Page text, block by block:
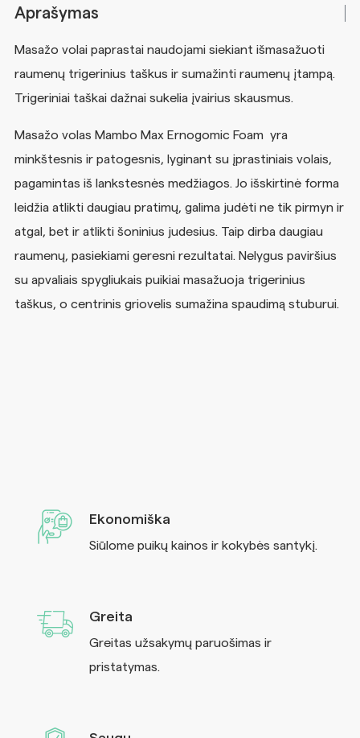
Aprašymas
Masažo volai paprastai naudojami siekiant išmasažuoti
raumenų trigerinius taškus ir sumažinti raumenų įtampą.
Trigeriniai taškai dažnai sukelia įvairius skausmus.
Masažo volas Mambo Max Ernogomic Foam yra
minkštesnis ir patogesnis, lyginant su įprastiniais volais,
pagamintas iš lankstesnės medžiagos. Jo išskirtinė forma
leidžia atlikti daugiau pratimų, galima judėti ne tik pirmyn ir
atgal, bet ir atlikti šoninius judesius. Taip dirba daugiau
raumenų, pasiekiami geresni rezultatai. Nelygus paviršius
su apvaliais spygliukais puikiai masažuoja trigerinius
taškus, o centrinis griovelis sumažina spaudimą stuburui.
Ekonomiška
Siūlome puikų kainos ir kokybės santykį.
Greita
Greitas užsakymų paruošimas ir
pristatymas.